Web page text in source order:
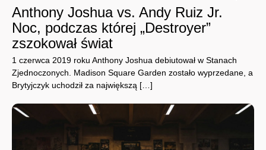
Anthony Joshua vs. Andy Ruiz Jr.
Noc, podczas której „Destroyer”
zszokował świat
1 czerwca 2019 roku Anthony Joshua debiutował w Stanach
Zjednoczonych. Madison Square Garden zostało wyprzedane, a
Brytyjczyk uchodził za największą […]